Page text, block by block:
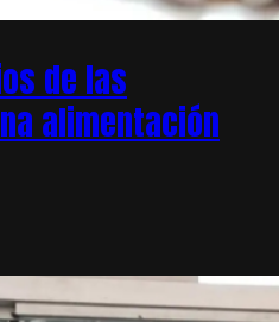
de las
alimentación